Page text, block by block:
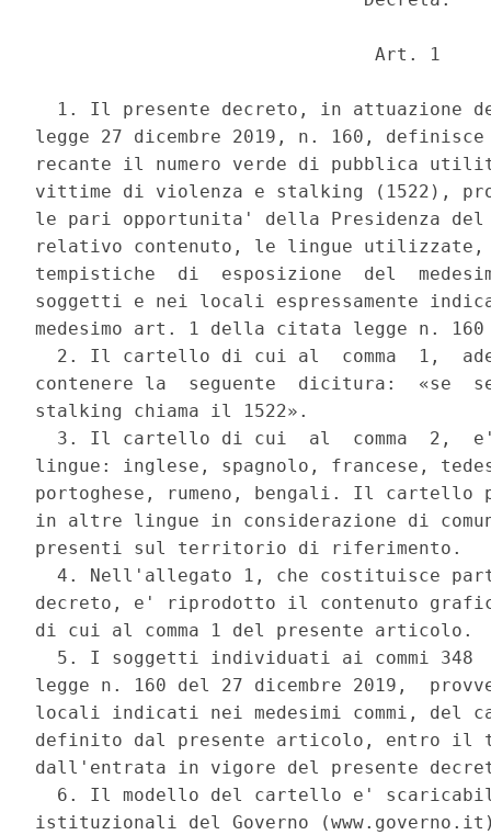
                               Art. 1
1. Il presente decreto, in attuazione
legge 27 dicembre 2019, n. 160,
recante il numero verde di pubblica
vittime di violenza e stalking (1522),
le pari opportunita' della Presidenza
relativo contenuto, le lingue
tempistiche  di  esposizione  del
soggetti e nei locali espressamente
medesimo art. 1 della citata legge n.
2. Il cartello di cui al  comma  1,
contenere la  seguente  dicitura:  «se
stalking chiama il 1522».
3. Il cartello di cui  al  comma  2,
lingue: inglese, spagnolo, francese,
portoghese, rumeno, bengali. Il cartello
in altre lingue in considerazione di
presenti sul territorio di riferimento.
4. Nell'allegato 1, che costituisce
decreto, e' riprodotto il contenuto
di cui al comma 1 del presente articolo.
5. I soggetti individuati ai commi 348
legge n. 160 del 27 dicembre 2019,
locali indicati nei medesimi commi, del
definito dal presente articolo, entro il
dall'entrata in vigore del presente
6. Il modello del cartello e'
istituzionali del Governo